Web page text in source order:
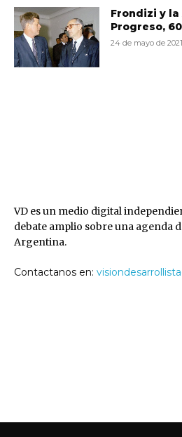
Frondizi y
Progreso,
24 de mayo de 2021
VD es un medio digital
debate amplio sobre una agenda
Argentina.
Contactanos en: